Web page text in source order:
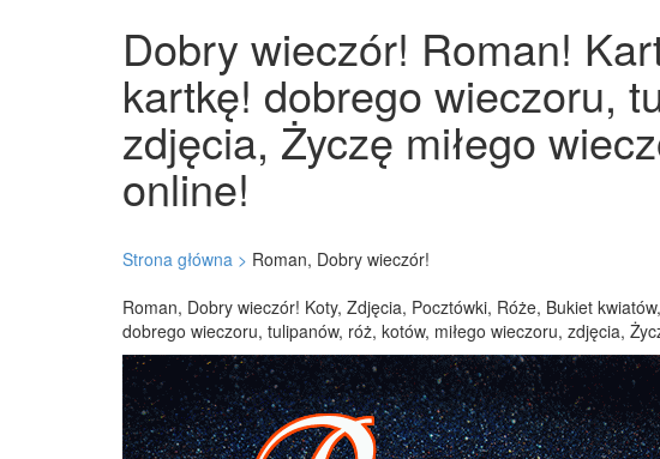
Dobry wieczór! Roman!
kartkę! dobrego wieczoru,
zdjęcia, Życzę miłego
online!
Strona główna > Roman, Dobry wieczór!
Roman, Dobry wieczór! Koty, Zdjęcia, Pocztówki, Róże, Bukiet
dobrego wieczoru, tulipanów, róż, kotów, miłego wieczoru, zdjęcia,